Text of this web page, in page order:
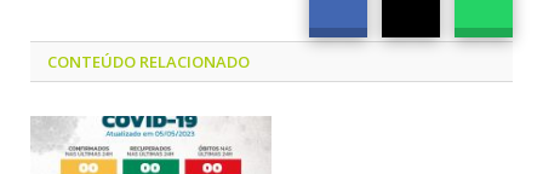
CONTEÚDO RELACIONADO